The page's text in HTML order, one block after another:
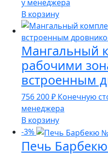
составляла
76
770 ₽.
990 ₽.
у менеджера
В корзину
Мангальный
рабочими
встроенным
756 200₽ Конечную
менеджера
В корзину
-3%
Печь